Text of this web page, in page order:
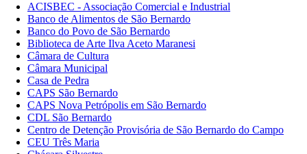
ACISBEC - Associação Comercial e Industrial
Banco de Alimentos de São Bernardo
Banco do Povo de São Bernardo
Biblioteca de Arte Ilva Aceto Maranesi
Câmara de Cultura
Câmara Municipal
Casa de Pedra
CAPS São Bernardo
CAPS Nova Petrópolis em São Bernardo
CDL São Bernardo
Centro de Detenção Provisória de São Bernardo do Campo
CEU Três Maria